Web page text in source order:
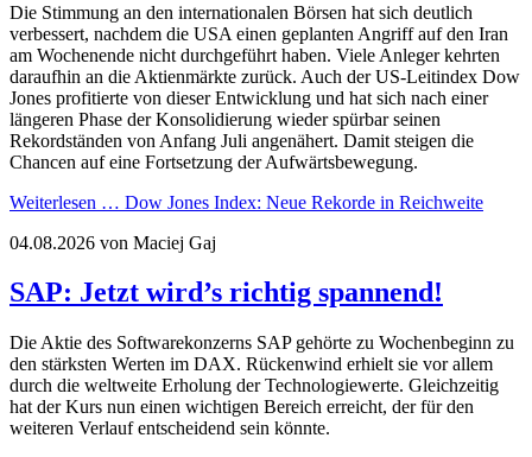
Die Stimmung an den internationalen Börsen hat sich deutlich
verbessert, nachdem die USA einen geplanten Angriff auf den Iran
am Wochenende nicht durchgeführt haben. Viele Anleger kehrten
daraufhin an die Aktienmärkte zurück. Auch der US-Leitindex Dow
Jones profitierte von dieser Entwicklung und hat sich nach einer
längeren Phase der Konsolidierung wieder spürbar seinen
Rekordständen von Anfang Juli angenähert. Damit steigen die
Chancen auf eine Fortsetzung der Aufwärtsbewegung.
Weiterlesen … Dow Jones Index: Neue Rekorde in Reichweite
04.08.2026 von Maciej Gaj
SAP: Jetzt wird’s richtig spannend!
Die Aktie des Softwarekonzerns SAP gehörte zu Wochenbeginn zu
den stärksten Werten im DAX. Rückenwind erhielt sie vor allem
durch die weltweite Erholung der Technologiewerte. Gleichzeitig
hat der Kurs nun einen wichtigen Bereich erreicht, der für den
weiteren Verlauf entscheidend sein könnte.